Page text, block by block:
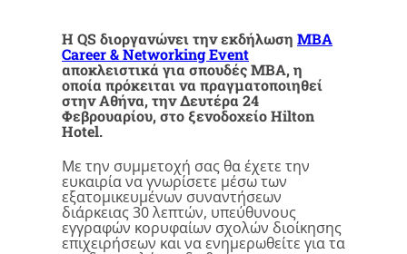
H QS διοργανώνει την εκδήλωση MBA
Career & Networking Event
αποκλειστικά για σπουδές ΜΒΑ, η
οποία πρόκειται να πραγματοποιηθεί
στην Αθήνα, την Δευτέρα 24
Φεβρουαρίου, στο ξενοδοχείο Hilton
Hotel.
Με την συμμετοχή σας θα έχετε την
ευκαιρία να γνωρίσετε μέσω των
εξατομικευμένων συναντήσεων
διάρκειας 30 λεπτών, υπεύθυνους
εγγραφών κορυφαίων σχολών διοίκησης
επιχειρήσεων και να ενημερωθείτε για τα